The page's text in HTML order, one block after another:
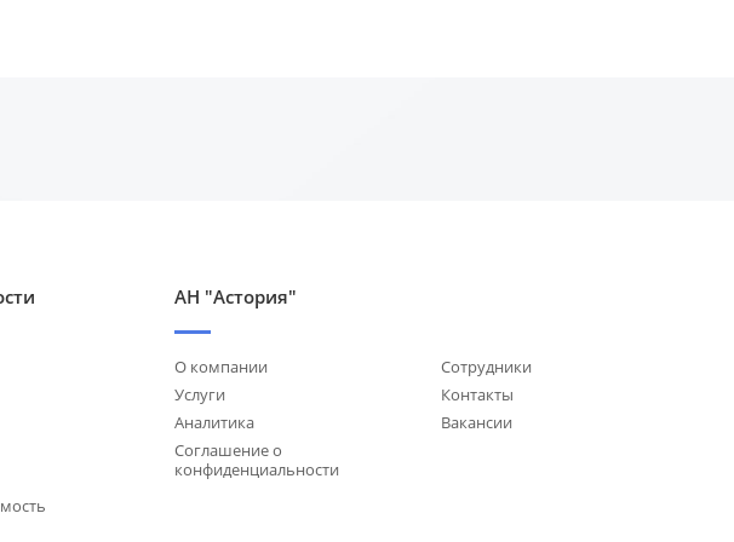
АН "Астория"
О компании
Услуги
Аналитика
Соглашение о
конфиденциальности
Сотрудники
Контакты
Вакансии